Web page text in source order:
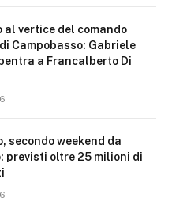
al vertice del comando
Campobasso: Gabriele
a Francalberto Di
secondo weekend da
previsti oltre 25 milioni di